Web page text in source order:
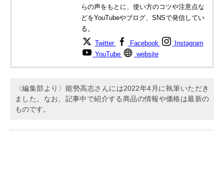
らの声をもとに、使い方のコツや注意点な
どをYouTubeやブログ、SNSで発信してい
る。
Twitter Facebook
Instagram
YouTube
website
〈編集部より〉能勢高志さんには2022年4月に執筆いただき
ました。なお、記事中で紹介する商品の情報や価格は最新の
ものです。